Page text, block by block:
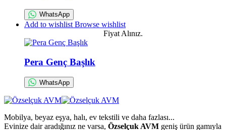
WhatsApp
Add to wishlist Browse wishlist
Fiyat Alınız.
Pera Genç Başlık
WhatsApp
Mobilya, beyaz eşya, halı, ev tekstili ve daha fazlası...
Evinize dair aradığınız ne varsa, Özselçuk AVM geniş ürün gamıyla